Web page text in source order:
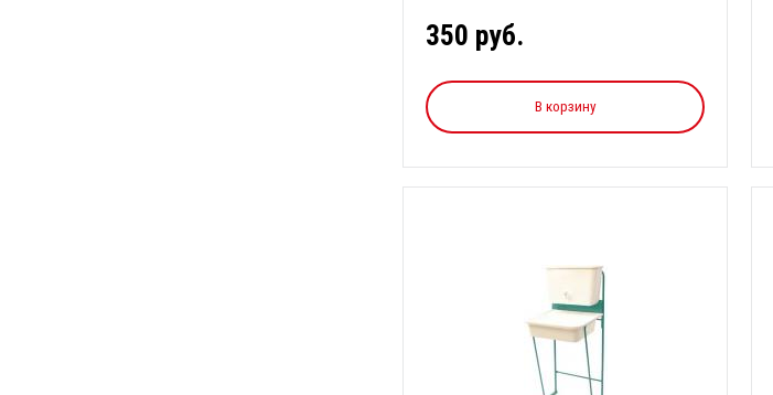
350 руб.
В корзину